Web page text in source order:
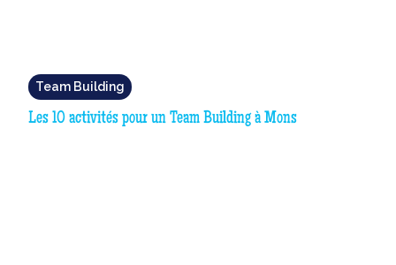
Team Building
Les 10 activités pour un Team Building à Mons